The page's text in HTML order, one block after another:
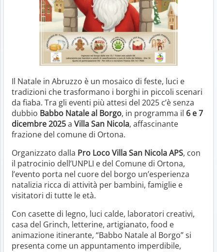
Il Natale in Abruzzo è un mosaico di feste, luci e
tradizioni che trasformano i borghi in piccoli scenari
da fiaba. Tra gli eventi più attesi del 2025 c’è senza
dubbio Babbo Natale al Borgo, in programma il 6 e 7
dicembre 2025a Villa San Nicola, affascinante
frazione del comune di Ortona.
Organizzato dalla Pro Loco Villa San Nicola APS, con
il patrocinio dell’UNPLI e del Comune di Ortona,
l’evento porta nel cuore del borgo un’esperienza
natalizia ricca di attività per bambini, famiglie e
visitatori di tutte le età.
Con casette di legno, luci calde, laboratori creativi,
casa del Grinch, letterine, artigianato, food e
animazione itinerante, “Babbo Natale al Borgo” si
presenta come un appuntamento imperdibile,